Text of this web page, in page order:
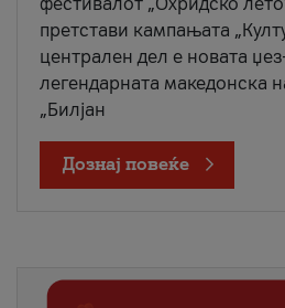
претстави кампањата
централен дел е новата
легендарната македонска
„Билјан
Дознај повеќе